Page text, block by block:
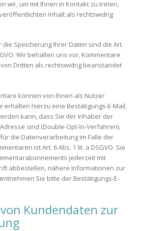
wir, um mit Ihnen in Kontakt zu treten,
Inhalt als rechtswidrig
Speicherung Ihrer Daten sind die Art.
Wir behalten uns vor, Kommentare
Dritten als rechtswidrig beanstandet
können von Ihnen als Nutzer
erhalten hierzu eine Bestätigungs-E-Mail,
kann, dass Sie der Inhaber der
sind (Double-Opt-In-Verfahren).
die Datenverarbeitung im Falle der
ist Art. 6 Abs. 1 lit. a DSGVO. Sie
jederzeit mit
abbestellen, nähere Informationen zur
Sie bitte der Bestätigungs-E-
Kundendaten zur